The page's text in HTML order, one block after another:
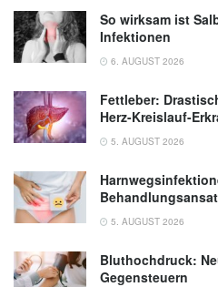
So wirksam ist
Infektionen
6. AUGUST 2026
Fettleber:
Herz-Kreislauf-
5. AUGUST 2026
5. AUGUST 2026
Bluthochdruck:
Gegensteuern